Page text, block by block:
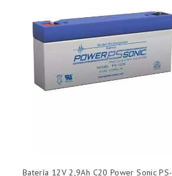
Batería 12V 2,9Ah C20 Power Sonic PS-